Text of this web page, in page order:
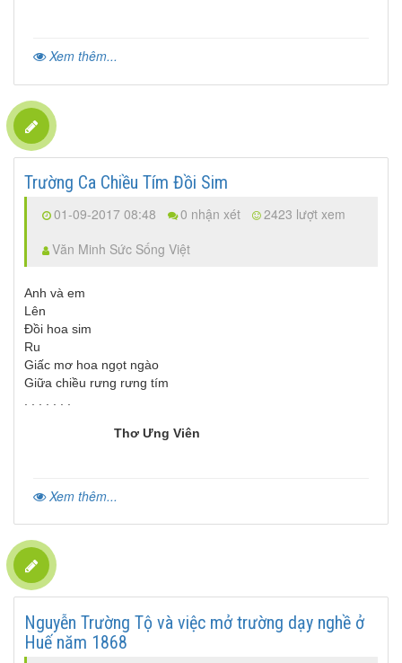
Xem thêm...
Trường Ca Chiều Tím Đồi Sim
01-09-2017 08:48 0 nhận xét
2423 lượt xem
Văn Minh Sức Sống Việt
Anh và em
Lên
Đồi hoa sim
Ru
Giấc mơ hoa ngọt ngào
Giữa chiều rưng rưng tím
Thơ Ưng Viên
Xem thêm...
Nguyễn Trường Tộ và việc mở trường dạy nghề ở
Huế năm 1868